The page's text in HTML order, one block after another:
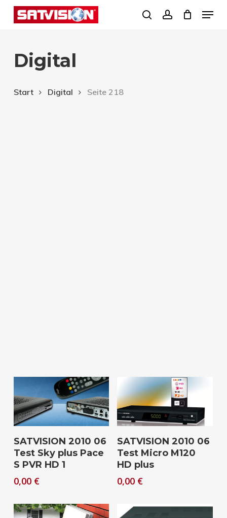
Skip
content
search
Menu
Digital
Start Digital Seite 218
Download
SATVISION 2010 06
Test Sky plus Pace
S PVR HD 1
0,00 €
Download
SATVISION 2010 06
Test Micro M120
HD plus
0,00 €